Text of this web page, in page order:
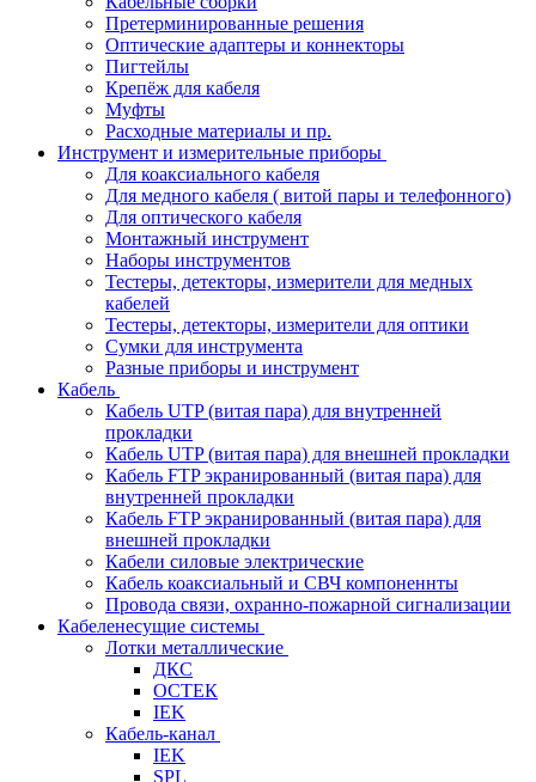
Претерминированные решения
Оптические адаптеры и коннекторы
Пигтейлы
Крепёж для кабеля
Муфты
Расходные материалы и пр.
Инструмент и измерительные приборы
Для коаксиального кабеля
Для медного кабеля ( витой пары и телефонного)
Для оптического кабеля
Монтажный инструмент
Наборы инструментов
Тестеры, детекторы, измерители для медных
кабелей
Тестеры, детекторы, измерители для оптики
Сумки для инструмента
Разные приборы и инструмент
Кабель
Кабель UTP (витая пара) для внутренней
прокладки
Кабель UTP (витая пара) для внешней прокладки
Кабель FTP экранированный (витая пара) для
внутренней прокладки
Кабель FTP экранированный (витая пара) для
внешней прокладки
Кабели силовые электрические
Кабель коаксиальный и СВЧ компоненнты
Провода связи, охранно-пожарной сигнализации
Кабеленесущие системы
Лотки металлические
ДКС
ОСТЕК
IEK
Кабель-канал
IEK
SPL